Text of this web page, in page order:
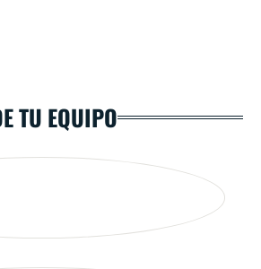
TU EQUIPO